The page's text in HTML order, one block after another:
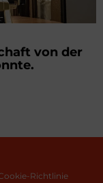
von der
Richtlinie